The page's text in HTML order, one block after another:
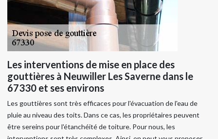
Les interventions de mise en place des
gouttières à Neuwiller Les Saverne dans le
67330 et ses environs
Les gouttières sont très efficaces pour l'évacuation de l'eau de
pluie au niveau des toits. Dans ce cas, les propriétaires peuvent
être sereins pour l'étanchéité de toiture. Pour nous, les